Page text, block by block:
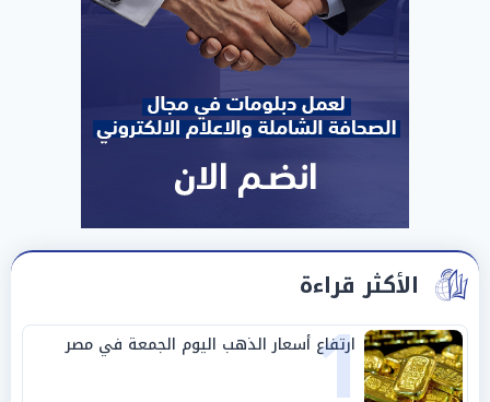
الأكثر قراءة
1
ارتفاع أسعار الذهب اليوم الجمعة في مصر